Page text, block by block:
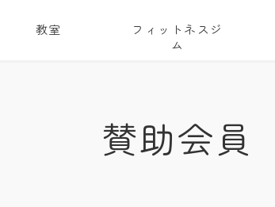
教室
フィットネスジ
ム
賛助会員